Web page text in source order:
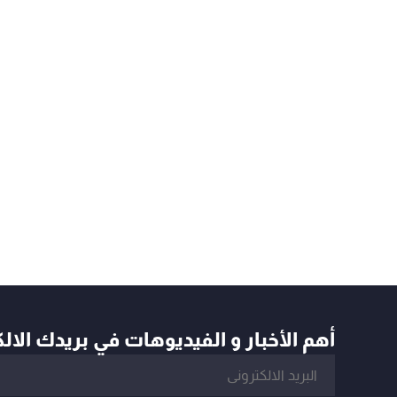
أهم الأخبار و الفيديوهات في بريدك